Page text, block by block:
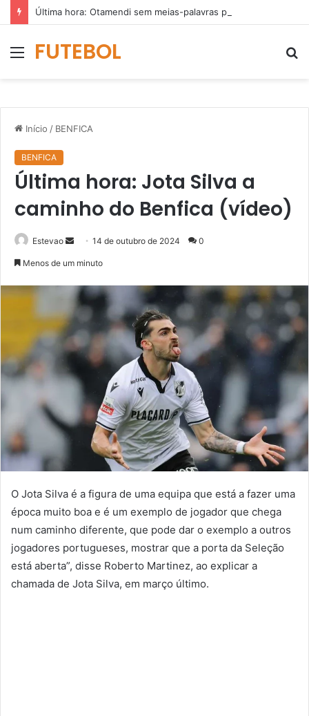
MenuFUTEBOL
Início / BENFICA
BENFICA
Última hora: Jota Silva a
caminho do Benfica (vídeo)
Estevao
Mande
mail
14 de outubro de 2024 0
Menos de um minuto
O Jota Silva é a figura de uma equipa que está a fazer uma
época muito boa e é um exemplo de jogador que chega
num caminho diferente, que pode dar o exemplo a outros
jogadores portugueses, mostrar que a porta da Seleção
está aberta”, disse Roberto Martinez, ao explicar a
chamada de Jota Silva, em março último.